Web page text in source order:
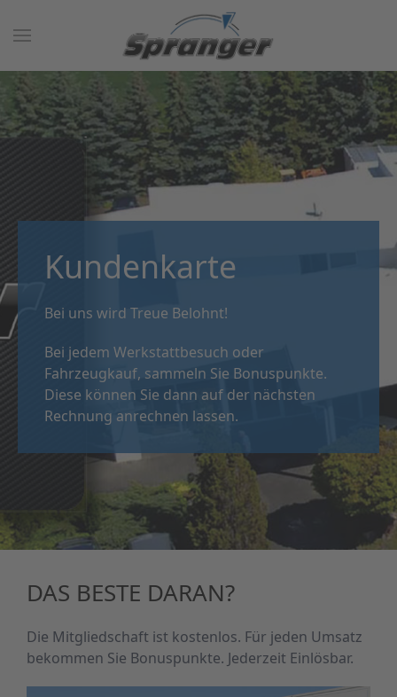
Kundenkarte
Bei uns wird Treue Belohnt!
Bei jedem Werkstattbesuch oder
Fahrzeugkauf, sammeln Sie Bonuspunkte.
Diese können Sie dann auf der nächsten
Rechnung anrechnen lassen.
DAS BESTE DARAN?
Die Mitgliedschaft ist kostenlos. Für jeden Umsatz
bekommen Sie Bonuspunkte. Jederzeit Einlösbar.